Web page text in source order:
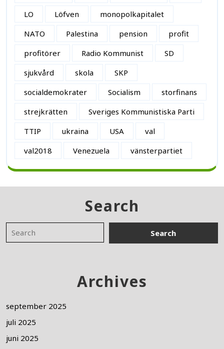
LO Löfven
monopolkapitalet
NATO
Palestina pension
profit
profitörer
Radio Kommunist
SD
sjukvård
skola
SKP
socialdemokrater
Socialism
storfinans
strejkrätten
Sveriges Kommunistiska Parti
TTIP
ukraina USA
val
val2018
Venezuela vänsterpartiet
Search
Archives
september 2025
juli 2025
juni 2025